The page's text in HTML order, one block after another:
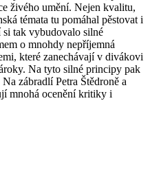
živého umění. Nejen kvalitu,
témata tu pomáhal pěstovat i
tak vybudovalo silné
o mnohdy nepříjemná
které zanechávají v divákovi
Na tyto silné principy pak
zábradlí Petra Štědroně a
mnohá ocenění kritiky i